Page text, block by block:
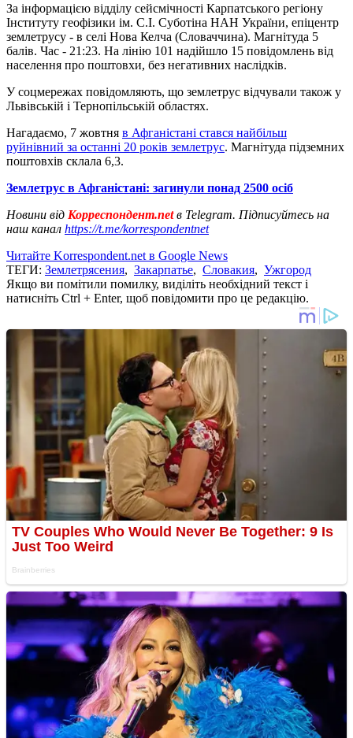
За інформацією відділу сейсмічності Карпатського регіону
Інституту геофізики ім. С.І. Суботіна НАН України, епіцентр
землетрусу - в селі Нова Келча (Словаччина). Магнітуда 5
балів. Час - 21:23. На лінію 101 надійшло 15 повідомлень від
населення про поштовхи, без негативних наслідків.
У соцмережах повідомляють, що землетрус відчували також у
Львівській і Тернопільській областях.
Нагадаємо, 7 жовтня в Афганістані стався найбільш
руйнівний за останні 20 років землетрус. Магнітуда підземних
поштовхів склала 6,3.
Землетрус в Афганістані: загинули понад 2500 осіб
Новини від Корреспондент.netв Telegram. Підписуйтесь на
наш канал https://t.me/korrespondentnet
Читайте Korrespondent.net в Google News
ТЕГИ: Землетрясения, Закарпатье, Словакия, Ужгород
Якщо ви помітили помилку, виділіть необхідний текст і
натисніть Ctrl + Enter, щоб повідомити про це редакцію.